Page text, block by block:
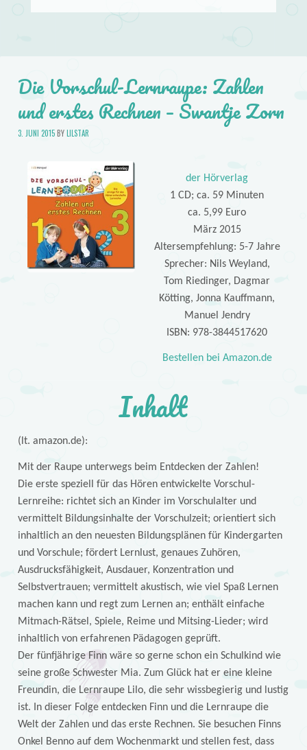
Die Vorschul-Lernraupe: Zahlen
und erstes Rechnen – Swantje Zorn
3. JUNI 2015BYLILSTAR
der Hörverlag
1 CD; ca. 59 Minuten
ca. 5,99 Euro
März 2015
Altersempfehlung: 5-7 Jahre
Sprecher: Nils Weyland,
Tom Riedinger, Dagmar
Kötting, Jonna Kauffmann,
Manuel Jendry
ISBN: 978-3844517620
Bestellen bei Amazon.de
Inhalt
(lt. amazon.de):
Mit der Raupe unterwegs beim Entdecken der Zahlen!
Die erste speziell für das Hören entwickelte Vorschul-
Lernreihe: richtet sich an Kinder im Vorschulalter und
vermittelt Bildungsinhalte der Vorschulzeit; orientiert sich
inhaltlich an den neuesten Bildungsplänen für Kindergarten
und Vorschule; fördert Lernlust, genaues Zuhören,
Ausdrucksfähigkeit, Ausdauer, Konzentration und
Selbstvertrauen; vermittelt akustisch, wie viel Spaß Lernen
machen kann und regt zum Lernen an; enthält einfache
Mitmach-Rätsel, Spiele, Reime und Mitsing-Lieder; wird
inhaltlich von erfahrenen Pädagogen geprüft.
Der fünfjährige Finn wäre so gerne schon ein Schulkind wie
seine große Schwester Mia. Zum Glück hat er eine kleine
Freundin, die Lernraupe Lilo, die sehr wissbegierig und lustig
ist. In dieser Folge entdecken Finn und die Lernraupe die
Welt der Zahlen und das erste Rechnen. Sie besuchen Finns
Onkel Benno auf dem Wochenmarkt und stellen fest, dass